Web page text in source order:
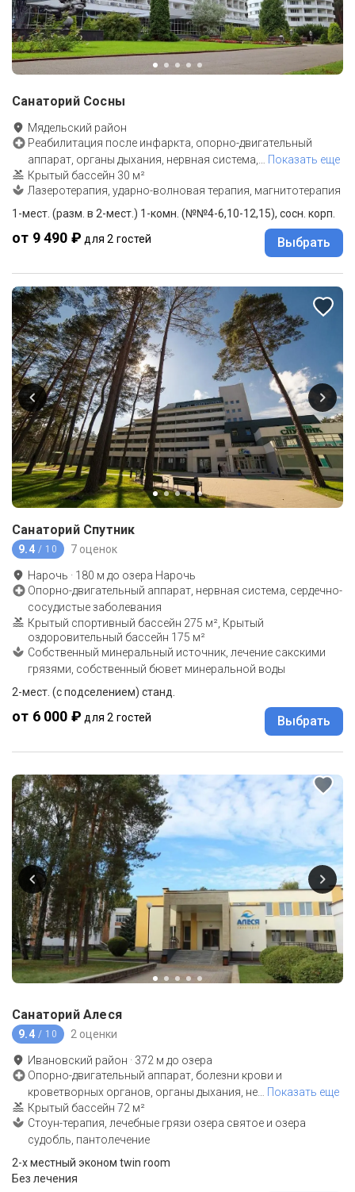
Санаторий Сосны
Мядельский район
Реабилитация после инфаркта, опорно-двигательный
аппарат, органы дыхания, нервная система,… Показать еще
Крытый бассейн 30 м²
Лазеротерапия, ударно-волновая терапия, магнитотерапия
1-мест. (разм. в 2-мест.) 1-комн. (№№4-6,10-12,15), сосн. корп.
от 9 490 ₽ для 2 гостей Выбрать
Санаторий Спутник
9.4 / 10 7 оценок
Нарочь · 180 м до озера Нарочь
Опорно-двигательный аппарат, нервная система, сердечно-
сосудистые заболевания
Крытый спортивный бассейн 275 м², Крытый
оздоровительный бассейн 175 м²
Собственный минеральный источник, лечение сакскими
грязями, собственный бювет минеральной воды
2-мест. (с подселением) станд.
от 6 000 ₽ для 2 гостей Выбрать
Санаторий Алеся
9.4 / 10 2 оценки
Ивановский район · 372 м до озера
Опорно-двигательный аппарат, болезни крови и
кроветворных органов, органы дыхания, не
Показать еще
Крытый бассейн 72 м²
Стоун-терапия, лечебные грязи озера святое и озера
судобль, пантолечение
2-x местный эконом twin room
Без лечения